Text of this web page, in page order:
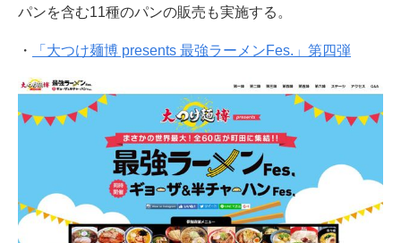
パンを含む11種のパンの販売も実施する。
・ 「大つけ麺博 presents 最強ラーメンFes.」第四弾